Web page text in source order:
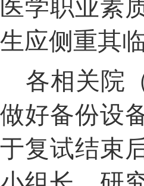
医学职业素
生应侧重其
各相关院
做好备份设
于复试结束